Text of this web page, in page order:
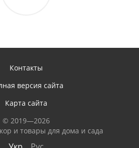
Контакты
версия сайта
Карта сайта
© 2019—2026
и товары для дома и сада